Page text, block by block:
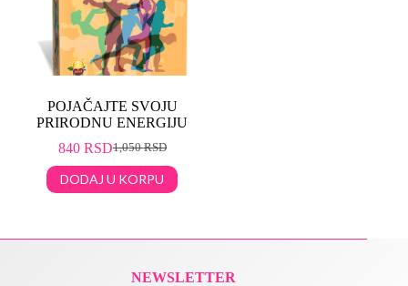
POJAČAJTE SVOJU
PRIRODNU ENERGIJU
1,050RSD
840 RSD
DODAJ U KORPU
NEWSLETTER